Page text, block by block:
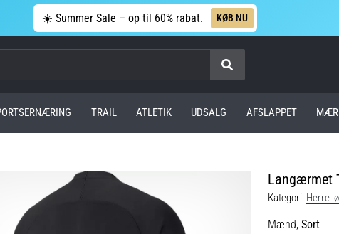
☀️ Summer Sale – op til 60% rabat. KØB NU
TRAIL ATLETIK UDSALG AFSLAPPET
Langærmet
Kategori: Herre
Mænd, Sort